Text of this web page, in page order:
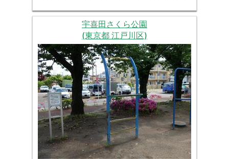
宇喜田さくら公園
(東京都 江戸川区)